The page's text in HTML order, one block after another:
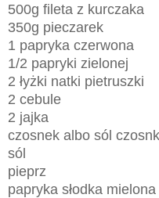
500g fileta z kurczaka
350g pieczarek
1 papryka czerwona
1/2 papryki zielonej
2 łyżki natki pietruszki
2 cebule
2 jajka
czosnek albo sól
sól
pieprz
papryka słodka mielona